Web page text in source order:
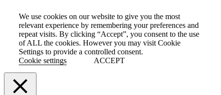
We use cookies on our website to give you the most
relevant experience by remembering your preferences and
repeat visits. By clicking “Accept”, you consent to the use
of ALL the cookies. However you may visit Cookie
Settings to provide a controlled consent.
Cookie settings
ACCEPT